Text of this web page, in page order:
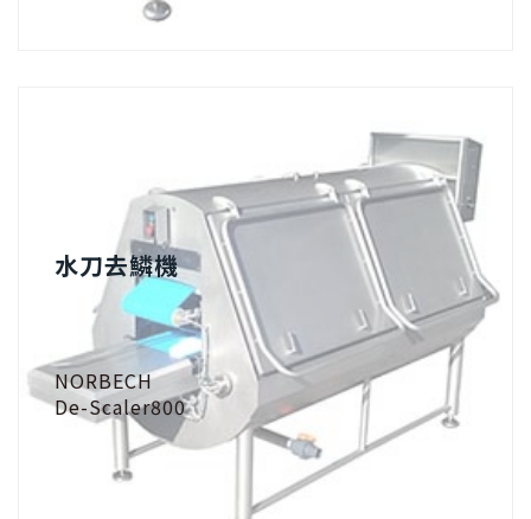
水刀去鱗機
NORBECH
De-Scaler800